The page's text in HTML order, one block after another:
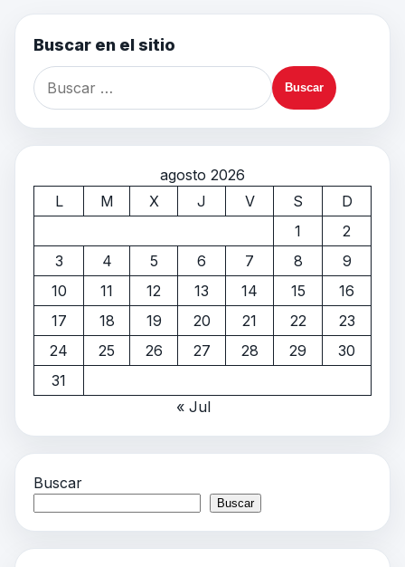
Buscar en el sitio
agosto 2026
L
M X J V S
D
1
2
3
4 5 6 7 8
9
10
11 12 13 14 15
16
17
18 19 20 21 22
23
24
25 26 27 28 29
30
31
« Jul
Buscar
Buscar